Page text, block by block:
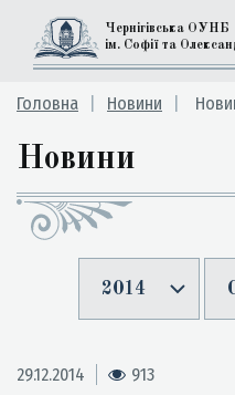
Чернігівська ОУНБ
ім. Софії та
Головна Новини
Новини
2014
29.12.2014
913